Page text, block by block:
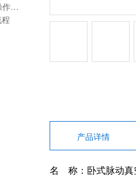
卧式WS-150YDB系列灭菌器简易操作方法：
产品详情
名 称：卧式脉动真